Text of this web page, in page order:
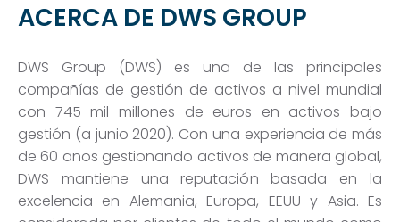
ACERCA DE DWS GROUP
DWS Group (DWS) es una de las principales
compañías de gestión de activos a nivel mundial
con 745 mil millones de euros en activos bajo
gestión (a junio 2020). Con una experiencia de más
de 60 años gestionando activos de manera global,
DWS mantiene una reputación basada en la
excelencia en Alemania, Europa, EEUU y Asia. Es